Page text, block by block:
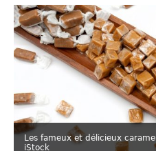
Les fameux et délicieux
iStock